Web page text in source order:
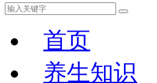
首页
养生知识